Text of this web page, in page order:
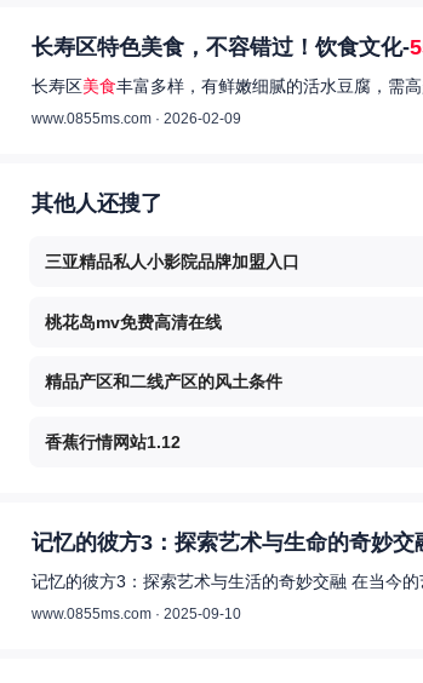
长寿区特色美食，不容错过！饮食文化-
长寿区美食丰富多样，有鲜嫩细腻的活水豆腐，需
www.0855ms.com · 2026-02-09
其他人还搜了
三亚精品私人小影院品牌加盟入口
桃花岛mv免费高清在线
精品产区和二线产区的风土条件
香蕉行情网站1.12
记忆的彼方3：探索艺术与生命的奇妙交
记忆的彼方3：探索艺术与生活的奇妙交融 在当今
www.0855ms.com · 2025-09-10